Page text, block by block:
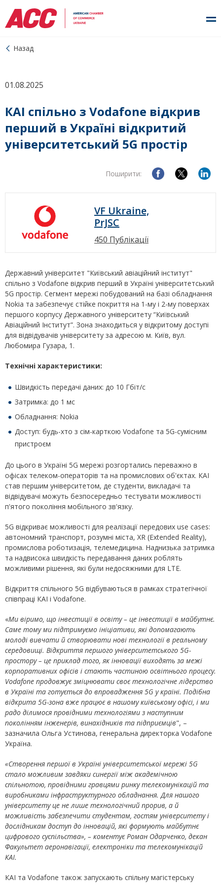
Назад
01.08.2025
КАІ спільно з Vodafone відкрив
перший в Україні відкритий
університетський 5G простір
Поширити:
VF Ukraine,
PrJSC
450 Публікації
Державний університет "Київський авіаційний інститут"
спільно з Vodafone відкрив перший в Україні університетський
5G простір. Сегмент мережі побудований на базі обладнання
Nokia та забезпечує стійке покриття на 1-му і 2-му поверхах
першого корпусу Державного університету “Київський
Авіаційний Інститут”. Зона знаходиться у відкритому доступі
для відвідувачів університету за адресою м. Київ, вул.
Любомира Гузара, 1.
Технічні характеристики:
Швидкість передачі даних: до 10 Гбіт/с
Затримка: до 1 мс
Обладнання: Nokia
Доступ: будь-хто з сім-карткою Vodafone та 5G-сумісним
пристроєм
До цього в Україні 5G мережі розгортались переважно в
офісах телеком-операторів та на промислових об'єктах. КАІ
став першим університетом, де студенти, викладачі та
відвідувачі можуть безпосередньо тестувати можливості
п'ятого покоління мобільного зв'язку.
5G відкриває можливості для реалізації передових use cases:
автономний транспорт, розумні міста, XR (Extended Reality),
промислова роботизація, телемедицина. Наднизька затримка
та надвисока швидкість передавання даних роблять
можливими рішення, які були недосяжними для LTE.
Відкриття спільного 5G відбуваються в рамках стратегічної
співпраці КАІ і Vodafone.
«Ми віримо, що інвестиції в освіту – це інвестиції в майбутнє.
Саме тому ми підтримуємо ініціативи, які допомагають
молоді вивчати й створювати нові технології в реальному
середовищі. Відкриття першого університетського 5G-
простору – це приклад того, як інновації виходять за межі
корпоративних офісів і стають частиною освітнього процесу.
Vodafone продовжує зміцнювати своє технологічне лідерство
в Україні та готується до впровадження 5G у країні. Подібна
відкрита 5G-зона вже працює в нашому київському офісі, і ми
радо ділимося провідними технологіями з наступним
поколінням інженерів, винахідників та підприємців", –
зазначила Ольга Устинова, генеральна директорка Vodafone
Україна.
«Створення першої в Україні університетської мережі 5G
стало можливим завдяки синергії між академічною
спільнотою, провідними гравцями ринку телекомунікацій та
виробниками інфраструктурного обладнання. Для нашого
університету це не лише технологічний прорив, а й
можливість забезпечити студентам, гостям університету і
дослідникам доступ до інновацій, які формують майбутнє
цифрового суспільства», – коментує Роман Одарченко, декан
Факультет аеронавігації, електроніки та телекомунікацій
КАІ.
КАІ та Vodafone також запускають спільну магістерську